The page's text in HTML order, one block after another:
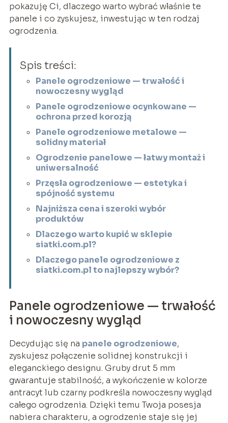
pokazuję Ci, dlaczego warto wybrać właśnie te
panele i co zyskujesz, inwestując w ten rodzaj
ogrodzenia.
Spis treści:
Panele ogrodzeniowe — trwałość i
nowoczesny wygląd
Panele ogrodzeniowe ocynkowane —
ochrona przed korozją
Panele ogrodzeniowe metalowe —
solidny materiał
Ogrodzenie panelowe — łatwy montaż i
uniwersalność
Przęsła ogrodzeniowe — estetyka i
spójność systemu
Najniższa cena i szeroki wybór
produktów
Dlaczego warto kupić w sklepie
siatki.com.pl?
Dlaczego panele ogrodzeniowe z
siatki.com.pl to najlepszy wybór?
Panele ogrodzeniowe — trwałość
i nowoczesny wygląd
Decydując się na panele ogrodzeniowe,
zyskujesz połączenie solidnej konstrukcji i
eleganckiego designu. Gruby drut 5 mm
gwarantuje stabilność, a wykończenie w kolorze
antracyt lub czarny podkreśla nowoczesny wygląd
całego ogrodzenia. Dzięki temu Twoja posesja
nabiera charakteru, a ogrodzenie staje się jej